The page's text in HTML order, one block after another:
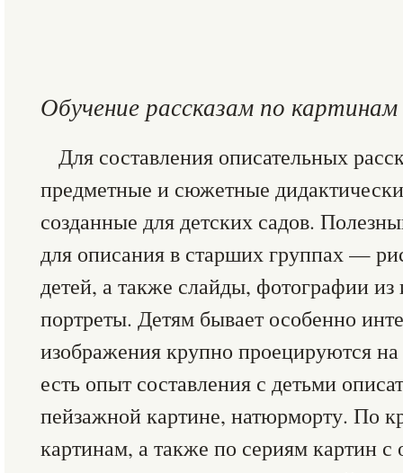
Обучение рассказам по картинам
Для составления описательных
предметные и сюжетные
созданные для детских садов.
для описания в старших группах —
детей, а также слайды, фотографии
портреты. Детям бывает особенно
изображения крупно проецируются
есть опыт составления с детьми
пейзажной картине, натюрморту. По
картинам, а также по сериям картин